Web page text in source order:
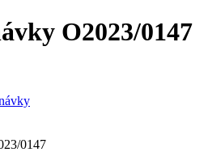
O2023/0147
0147